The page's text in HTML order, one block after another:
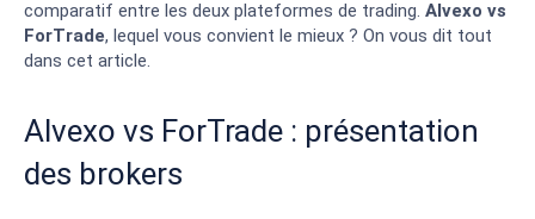
comparatif entre les deux plateformes de trading. Alvexo vs
ForTrade, lequel vous convient le mieux ? On vous dit tout
dans cet article.
Alvexo vs ForTrade : présentation
des brokers